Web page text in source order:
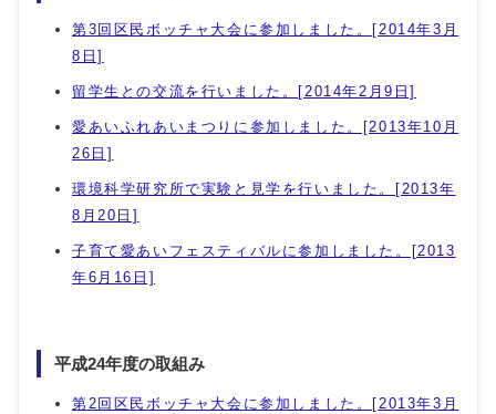
第3回区民ボッチャ大会に参加しました。[2014年3月
8日]
留学生との交流を行いました。[2014年2月9日]
愛あいふれあいまつりに参加しました。[2013年10月
26日]
環境科学研究所で実験と見学を行いました。[2013年
8月20日]
子育て愛あいフェスティバルに参加しました。[2013
年6月16日]
平成24年度の取組み
第2回区民ボッチャ大会に参加しました。[2013年3月